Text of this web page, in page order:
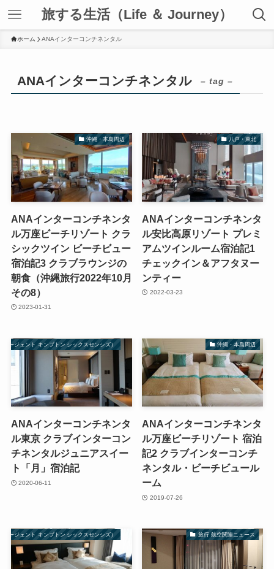
旅する生活（Life ＆ Journey）
ホーム ANAインターコンチネンタル
ANAインターコンチネンタル – tag –
沖縄・本島周辺
ANAインターコンチネンタ
ル万座ビーチリゾート クラ
シックツイン ビーチビュー
宿泊記3 クラブラウンジの
朝食（沖縄旅行2022年10月
その8）
2023-01-31
八戸・東北
ANAインターコンチネンタ
ル安比高原リゾート プレミ
アムツインルーム宿泊記1
チェックイン＆アフタヌー
ンティー
2022-03-23
リージェント キンプトン シックスセンシズ）
ANAインターコンチネンタ
ル東京 クラブインターコン
チネンタルジュニアスイー
ト「月」宿泊記
2020-06-11
沖縄・本島周辺
ANAインターコンチネンタ
ル万座ビーチリゾート 宿泊
記2 クラブインターコンチ
ネンタル・ビーチビュール
ーム
2019-07-26
リージェント キンプトン シックスセンシズ） 旅行 航空関連ニュース